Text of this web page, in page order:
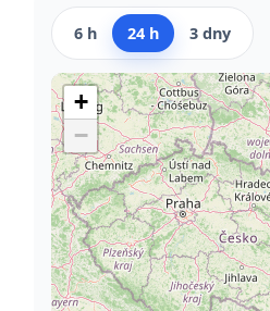
6 h 24 h 3 dny
+
−